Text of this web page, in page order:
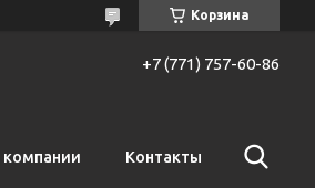
Корзина
+7 (771) 757-60-86
компании Контакты